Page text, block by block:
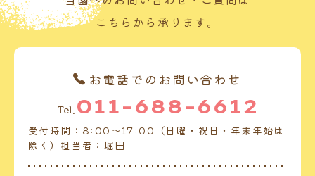
こちらから承ります。
お電話でのお問い合わせ
Tel. 011-688-6612
受付時間：8:00～17:00（日曜・祝日・年末年始は
除く）担当者：堀田